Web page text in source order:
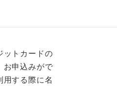
ットカードの
お申込みがで
用する際に名